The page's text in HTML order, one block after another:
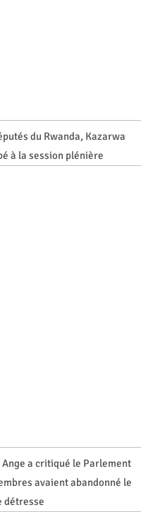
du Rwanda, Kazarwa
à la session plénière
a critiqué le Parlement
avaient abandonné le
détresse